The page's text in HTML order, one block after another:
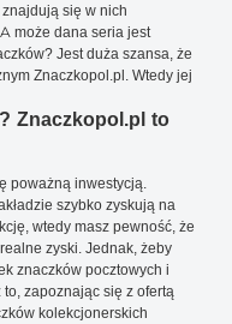
się w nich
może dana seria jest
Jest duża szansa, że
Znaczkopol.pl. Wtedy jej
Znaczkopol.pl to
poważną inwestycją.
szybko zyskują na
wtedy masz pewność, że
zyski. Jednak, żeby
znaczków pocztowych i
zapoznając się z ofertą
kolekcjonerskich